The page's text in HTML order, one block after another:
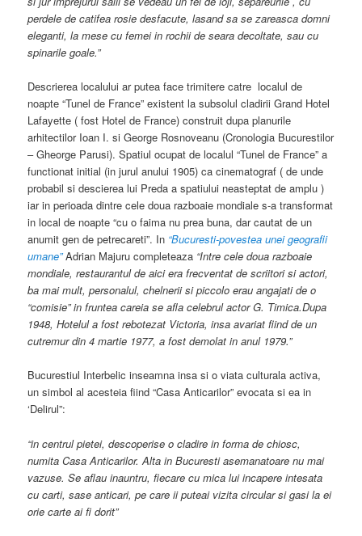
perdele de catifea rosie desfacute, lasand sa se zareasca domni
eleganti, la mese cu femei in rochii de seara decoltate, sau cu
spinarile goale.”
Descrierea localului ar putea face trimitere catre localul de
noapte “Tunel de France” existent la subsolul cladirii Grand Hotel
Lafayette ( fost Hotel de France) construit dupa planurile
arhitectilor Ioan I. si George Rosnoveanu (Cronologia Bucurestilor
– Gheorge Parusi). Spatiul ocupat de localul “Tunel de France” a
functionat initial (in jurul anului 1905) ca cinematograf ( de unde
probabil si descierea lui Preda a spatiului neasteptat de amplu )
iar in perioada dintre cele doua razboaie mondiale s-a transformat
in local de noapte “cu o faima nu prea buna, dar cautat de un
anumit gen de petrecareti”. In “Bucuresti-povestea unei geografii
umane”Adrian Majuru completeaza “Intre cele doua razboaie
mondiale, restaurantul de aici era frecventat de scriitori si actori,
ba mai mult, personalul, chelnerii si piccolo erau angajati de o
“comisie” in fruntea careia se afla celebrul actor G. Timica.Dupa
1948, Hotelul a fost rebotezat Victoria, insa avariat fiind de un
cutremur din 4 martie 1977, a fost demolat in anul 1979.”
Bucurestiul Interbelic inseamna insa si o viata culturala activa,
un simbol al acesteia fiind “Casa Anticarilor” evocata si ea in
‘Delirul”:
“in centrul pietei, descoperise o cladire in forma de chiosc,
numita Casa Anticarilor. Alta in Bucuresti asemanatoare nu mai
vazuse. Se aflau inauntru, fiecare cu mica lui incapere intesata
cu carti, sase anticari, pe care ii puteai vizita circular si gasi la ei
orie carte ai fi dorit”